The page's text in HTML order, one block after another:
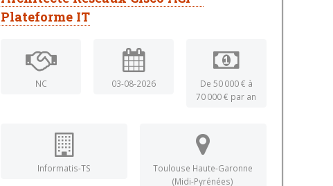
Plateforme IT
NC 03-08-2026
De 50 000 € à
70 000 € par an
Informatis-TS
Toulouse Haute-Garonne
(Midi-Pyrénées)